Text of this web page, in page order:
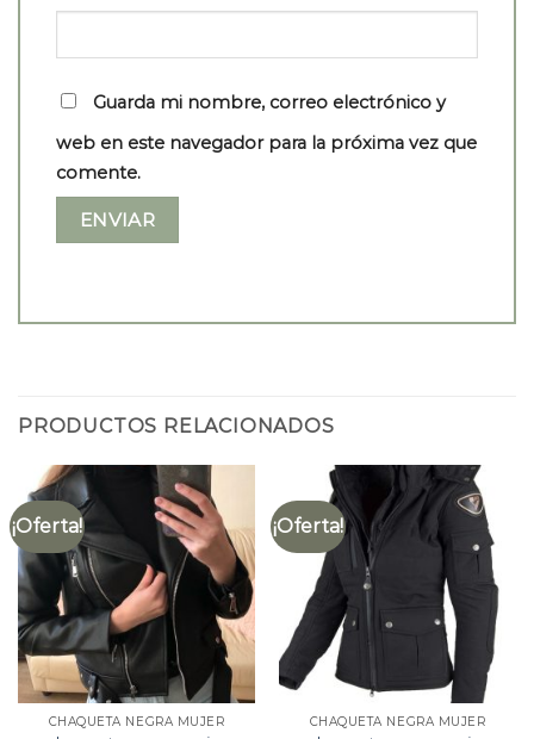
Guarda mi nombre, correo electrónico y
web en este navegador para la próxima vez que
comente.
PRODUCTOS RELACIONADOS
¡Oferta!
CHAQUETA NEGRA MUJER
¡Oferta!
CHAQUETA NEGRA MUJER